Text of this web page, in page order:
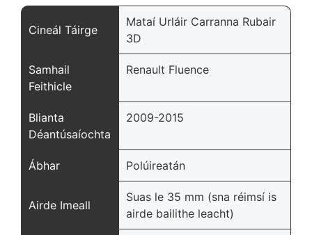
Cineál Táirge
Mataí Urláir Carranna Rubair
3D
Samhail
Feithicle
Renault Fluence
Blianta
Déantúsaíochta
2009-2015
Ábhar Polúireatán
Airde Imeall
Suas le 35 mm (sna réimsí is
airde bailithe leacht)